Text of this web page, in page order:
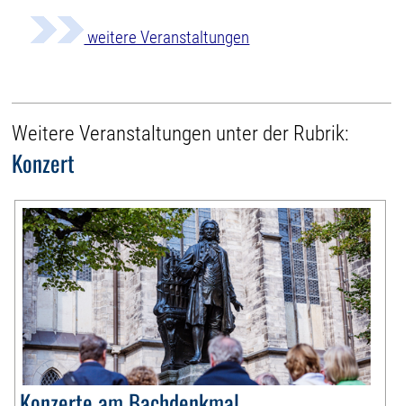
weitere Veranstaltungen
Weitere Veranstaltungen unter der Rubrik:
Konzert